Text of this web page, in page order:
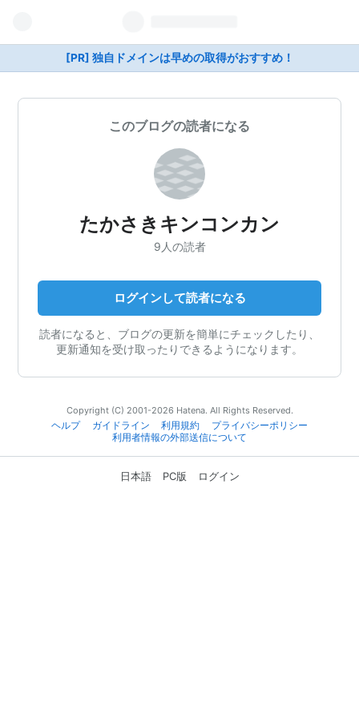
[PR] 独自ドメインは早めの取得がおすすめ！
このブログの読者になる
たかさきキンコンカン
9人の読者
ログインして読者になる
読者になると、ブログの更新を簡単にチェックしたり、
更新通知を受け取ったりできるようになります。
Copyright (C) 2001-2026 Hatena. All Rights Reserved.
ヘルプ
ガイドライン 利用規約
プライバシーポリシー
利用者情報の外部送信について
日本語 PC版 ログイン